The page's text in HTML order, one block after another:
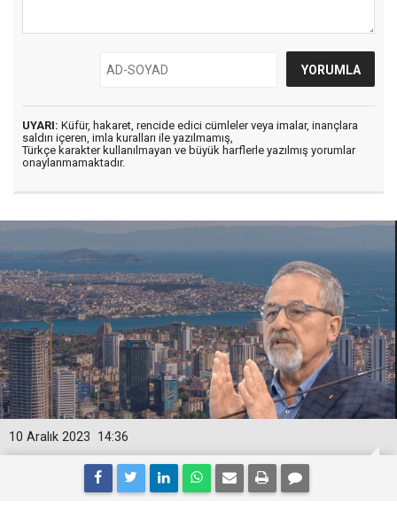
UYARI: Küfür, hakaret, rencide edici cümleler veya imalar, inançlara
saldırı içeren, imla kuralları ile yazılmamış,
Türkçe karakter kullanılmayan ve büyük harflerle yazılmış yorumlar
onaylanmamaktadır.
14:36
10 Aralık 2023